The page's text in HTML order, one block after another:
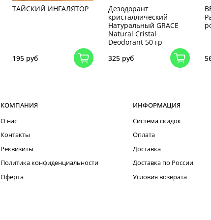
ТАЙСКИЙ ИНГАЛЯТОР
195 руб
Дезодорант
кристаллический
Натуральный GRACE
Natural Cristal
Deodorant 50 гр
325 руб
КОМПАНИЯ
О нас
Контакты
Реквизиты
Политика конфиденциальности
Оферта
ИНФОРМАЦИЯ
Система скидок
Оплата
Доставка
Доставка по России
Условия возврата